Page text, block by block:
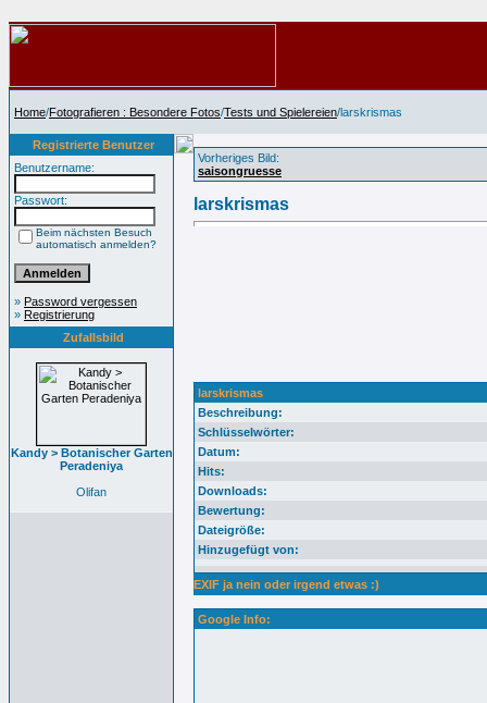
Home/Fotografieren : Besondere Fotos/Tests und Spielereien/larskrismas
Registrierte Benutzer
Benutzername:
Passwort:
Beim nächsten Besuch
automatisch anmelden?
» Password vergessen
» Registrierung
Zufallsbild
Kandy > Botanischer Garten
Peradeniya
Olifan
Vorheriges Bild:
saisongruesse
larskrismas
larskrismas
Beschreibung:
Schlüsselwörter:
Datum:
Hits:
Downloads:
Bewertung:
Dateigröße:
Hinzugefügt von:
EXIF ja nein oder irgend etwas :)
Google Info: